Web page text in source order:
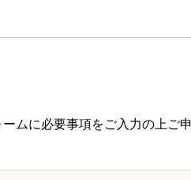
ムに必要事項をご入力の上ご